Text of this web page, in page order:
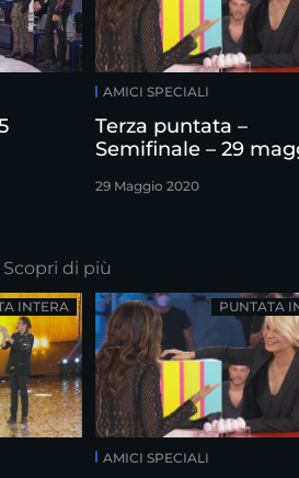
AMICI SPECIALI
Terza puntata –
Semifinale – 29
29 Maggio 2020
Scopri di più
INTERA
AMICI SPECIALI
PUNTATA